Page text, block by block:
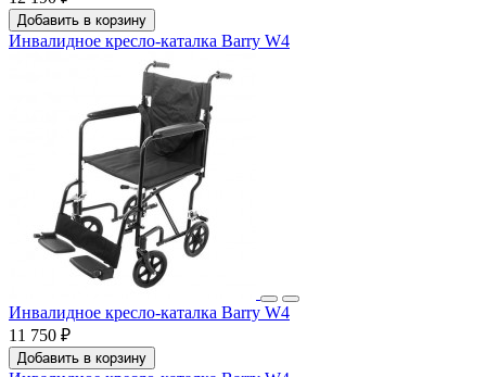
Добавить в корзину
Инвалидное кресло-каталка Barry W4
Инвалидное кресло-каталка Barry W4
11 750 ₽
Добавить в корзину